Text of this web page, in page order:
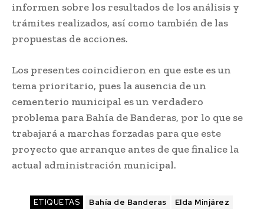
informen sobre los resultados de los análisis y
trámites realizados, así como también de las
propuestas de acciones.
Los presentes coincidieron en que este es un
tema prioritario, pues la ausencia de un
cementerio municipal es un verdadero
problema para Bahía de Banderas, por lo que se
trabajará a marchas forzadas para que este
proyecto que arranque antes de que finalice la
actual administración municipal.
ETIQUETAS Bahía de Banderas
Elda Minjárez